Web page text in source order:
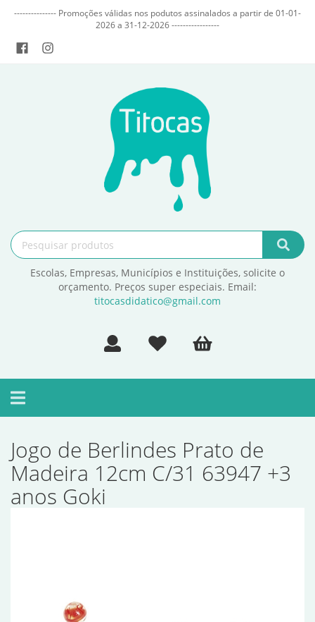
--------------- Promoções válidas nos podutos assinalados a partir de 01-01-
2026 a 31-12-2026 -----------------
Escolas, Empresas, Municípios e Instituições, solicite o
orçamento. Preços super especiais. Email:
titocasdidatico@gmail.com
Toggle
navigation
Jogo de Berlindes Prato de
Madeira 12cm C/31 63947 +3
anos Goki